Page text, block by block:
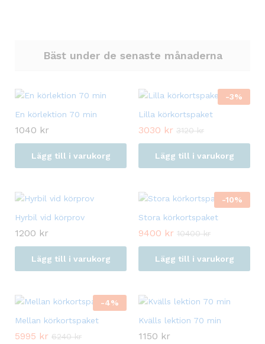
Bäst under de senaste månaderna
En körlektion 70 min
1040 kr
Lägg till i varukorg
-3%
Lilla körkortspaket
3030 kr 3120kr
Lägg till i varukorg
Hyrbil vid körprov
1200 kr
Lägg till i varukorg
-10%
Stora körkortspaket
9400 kr 10400kr
Lägg till i varukorg
-4%
Mellan körkortspaket
5995 kr 6240kr
Kvälls lektion 70 min
1150 kr